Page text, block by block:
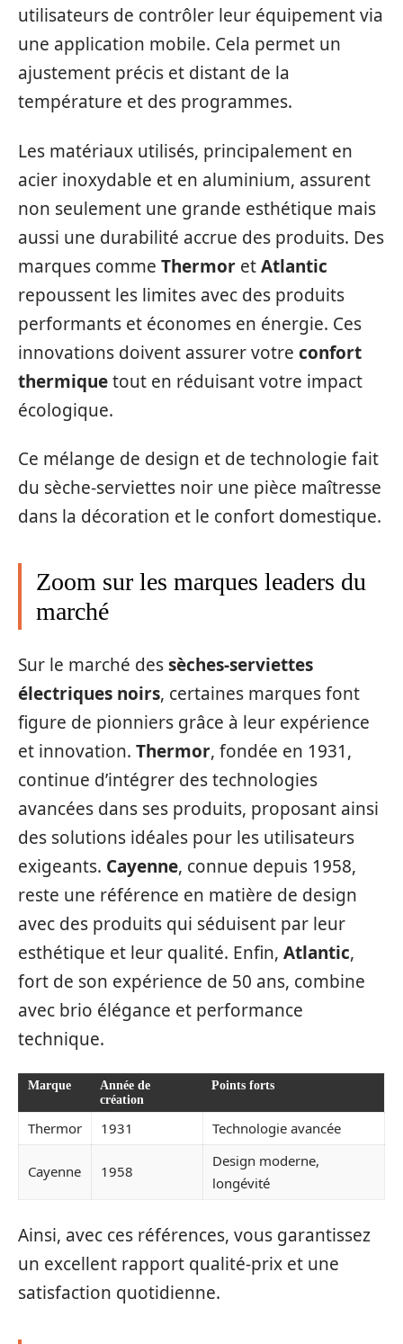
utilisateurs de contrôler leur équipement via
une application mobile. Cela permet un
ajustement précis et distant de la
température et des programmes.
Les matériaux utilisés, principalement en
acier inoxydable et en aluminium, assurent
non seulement une grande esthétique mais
aussi une durabilité accrue des produits. Des
marques comme Thermor etAtlantic
repoussent les limites avec des produits
performants et économes en énergie. Ces
innovations doivent assurer votre confort
thermiquetout en réduisant votre impact
écologique.
Ce mélange de design et de technologie fait
du sèche-serviettes noir une pièce maîtresse
dans la décoration et le confort domestique.
Zoom sur les marques leaders du
marché
Sur le marché dessèches-serviettes
électriques noirs, certaines marques font
figure de pionniers grâce à leur expérience
et innovation. Thermor, fondée en 1931,
continue d’intégrer des technologies
avancées dans ses produits, proposant ainsi
des solutions idéales pour les utilisateurs
exigeants. Cayenne, connue depuis 1958,
reste une référence en matière de design
avec des produits qui séduisent par leur
esthétique et leur qualité. Enfin, Atlantic,
fort de son expérience de 50 ans, combine
avec brio élégance et performance
technique.
Marque
Année de
création
Points forts
Thermor 1931 Technologie avancée
Cayenne 1958
Design moderne,
longévité
Ainsi, avec ces références, vous garantissez
un excellent rapport qualité-prix et une
satisfaction quotidienne.